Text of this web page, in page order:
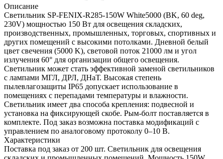
Описание
Светильник SP-FENIX-R285-150W White5000 (BK, 60 deg,
230V) мощностью 150 Вт для освещения складских,
производственных, промышленных, торговых, спортивных и
других помещений с высокими потолками. Дневной белый
цвет свечения (5000 K), световой поток 21000 лм и угол
излучения 60° для организации общего освещения.
Светильник может стать эффективной заменой светильников
с лампами МГЛ, ДРЛ, ДНаТ. Высокая степень
пылевлагозащиты IP65 допускает использование в
помещениях с перепадами температуры и влажности.
Светильник имеет два способа крепления: подвесной и
установка на фиксирующей скобе. Рым-болт поставляется в
комплекте. Под заказ возможна поставка модификаций с
управлением по аналоговому протоколу 0–10 В.
Характеристики
Поставка под заказ от 200 шт. Светильник для освещения